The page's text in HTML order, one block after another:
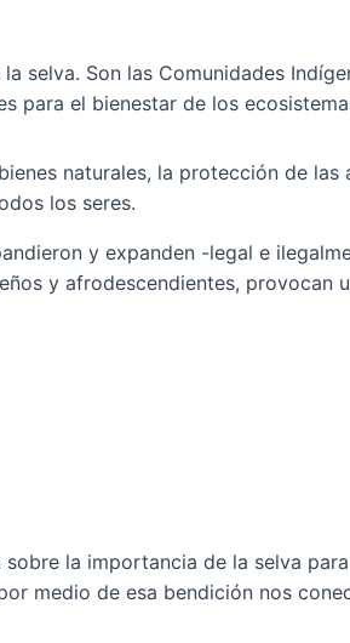
selva. Son las Comunidades
para el bienestar de los
naturales, la protección de las
los seres.
y expanden -legal e
y afrodescendientes, provocan
la importancia de la selva
medio de esa bendición nos